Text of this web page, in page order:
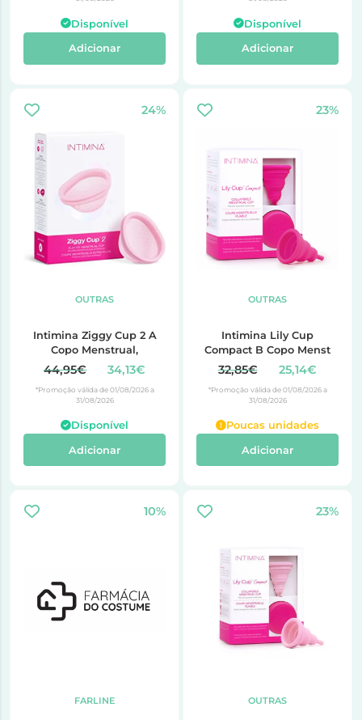
Disponível
Adicionar
Disponível
Adicionar
24%
OUTRAS
Intimina Ziggy Cup 2 A
Copo Menstrual,
44,95€ 34,13€
*Promoção válida de 01/08/2026 a
31/08/2026
Disponível
Adicionar
23%
OUTRAS
Intimina Lily Cup
Compact B Copo Menst
32,85€ 25,14€
*Promoção válida de 01/08/2026 a
31/08/2026
Poucas unidades
Adicionar
10%
FARLINE
23%
OUTRAS